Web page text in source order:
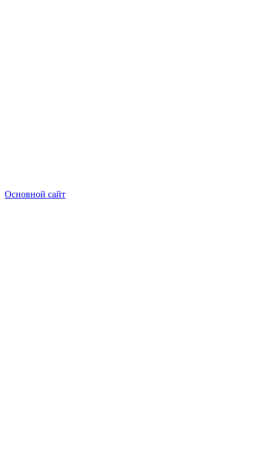
Основной сайт